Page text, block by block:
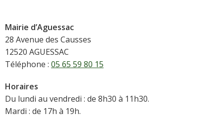
Mairie d’Aguessac
28 Avenue des Causses
12520 AGUESSAC
Téléphone : 05 65 59 80 15
Horaires
Du lundi au vendredi : de 8h30 à 11h30.
Mardi : de 17h à 19h.